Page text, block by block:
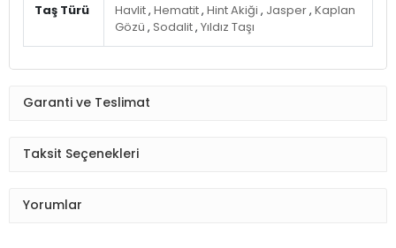
Taş Türü Havlit, Hematit, Hint Akiği , Jasper, Kaplan
Gözü , Sodalit, Yıldız Taşı
Garanti ve Teslimat
Taksit Seçenekleri
Yorumlar